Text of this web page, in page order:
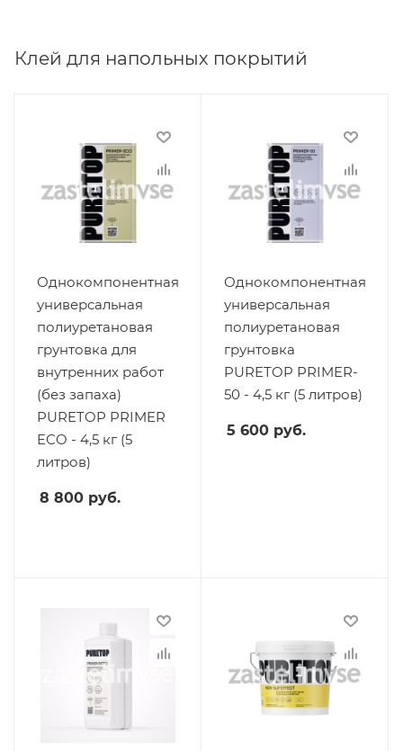
Клей для напольных покрытий
Однокомпонентная
универсальная
полиуретановая
грунтовка для
внутренних работ
(без запаха)
PURETOP PRIMER
ECO - 4,5 кг (5
литров)
8 800 руб.
Однокомпонентная
универсальная
полиуретановая
грунтовка
PURETOP PRIMER-
50 - 4,5 кг (5 литров)
5 600 руб.